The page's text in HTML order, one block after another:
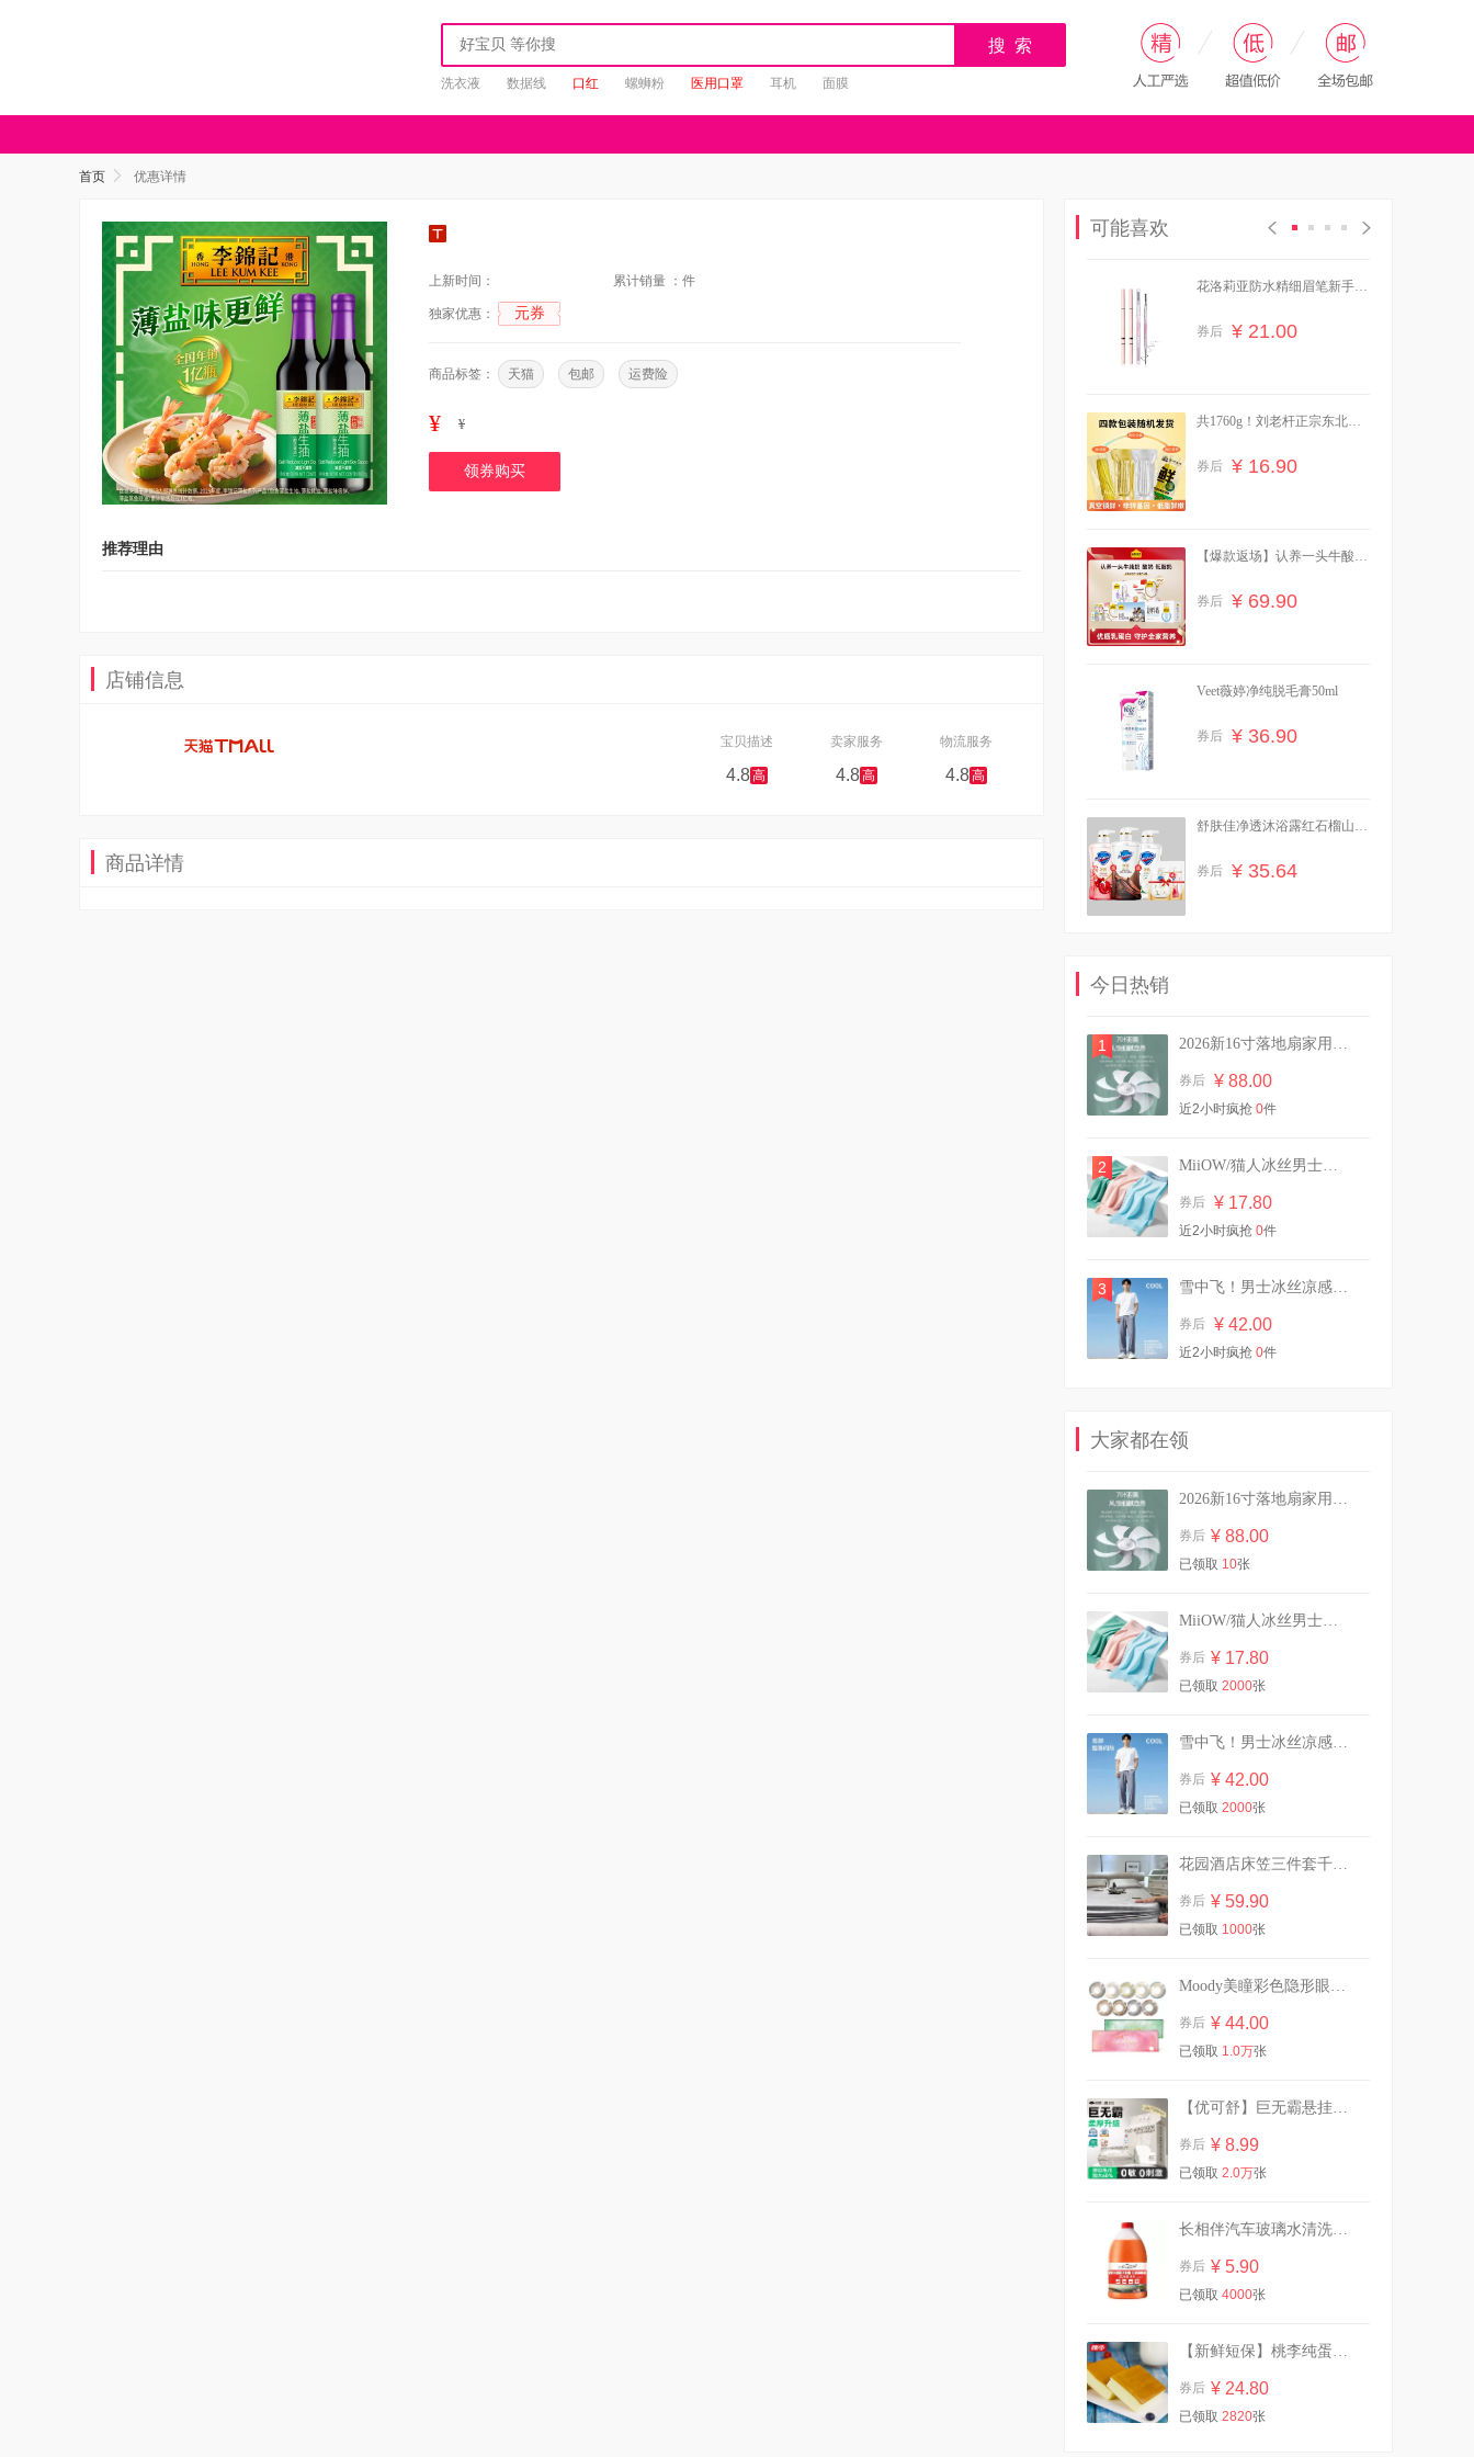
搜 索
洗衣液 数据线 口红 螺蛳粉 医用口罩 耳机 面膜
首页 优惠详情
上新时间： 累计销量 ： 件
独家优惠： 元券
商品标签： 天猫 包邮 运费险
¥ ¥
领券购买
推荐理由
店铺信息
宝贝描述
4.8高
卖家服务
4.8高
物流服务
4.8高
商品详情
可能喜欢
花洛莉亚防水精细眉笔新手学
券后 ¥ 21.00
共1760g！刘老杆正宗东北黄
券后 ¥ 16.90
【爆款返场】认养一头牛酸
券后 ¥ 69.90
Veet薇婷净纯脱毛膏50ml
券后 ¥ 36.90
舒肤佳净透沐浴露红石榴山茶
券后 ¥ 35.64
258g罐装婴儿辅食
29.9/10斤！植护双头大桶装香
券后
¥ 29.90
【虞书欣同款】OOO双头修
券后
¥ 42.00
儿辅食油*2瓶
券后 ¥ 87.00
【含赠共10包】自由点卫生巾
组合
券后 ¥ 34.30
任选四件|杰士邦避孕套超薄男
女生专用
柔邦湿厕纸80抽1大包！！
券后 ¥ 6.90
券后 ¥ 21.90
今日热销
1 2026新16寸落地扇家用静音大风力电风扇遥控
券后 ¥ 88.00
近2小时疯抢 0件
2 MiiOW/猫人冰丝男士内裤三条装
券后 ¥ 17.80
近2小时疯抢 0件
3 雪中飞！男士冰丝凉感防晒休闲裤
券后 ¥ 42.00
近2小时疯抢 0件
大家都在领
2026新16寸落地扇家用静音大风力电风扇遥控
券后 ¥ 88.00
已领取 10张
MiiOW/猫人冰丝男士内裤三条装
券后 ¥ 17.80
已领取 2000张
雪中飞！男士冰丝凉感防晒休闲裤
券后 ¥ 42.00
已领取 2000张
花园酒店床笠三件套千鸟格冰丝凉席可机洗
券后 ¥ 59.90
已领取 1000张
Moody美瞳彩色隐形眼镜日抛10片
券后 ¥ 44.00
已领取 1.0万张
【优可舒】巨无霸悬挂式60抽1提赠挂钩
券后 ¥ 8.99
已领取 2.0万张
长相伴汽车玻璃水清洗剂2L
券后 ¥ 5.90
已领取 4000张
【新鲜短保】桃李纯蛋糕720g营养早餐
券后 ¥ 24.80
已领取 2820张